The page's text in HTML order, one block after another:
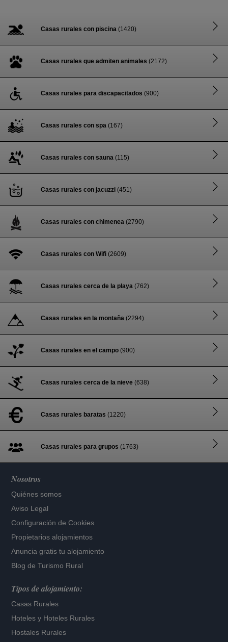
Casas rurales con piscina (1420)
Casas rurales que admiten animales (2172)
Casas rurales para discapacitados (900)
Casas rurales con spa (167)
Casas rurales con sauna (115)
Casas rurales con jacuzzi (451)
Casas rurales con chimenea (2790)
Casas rurales con Wifi (2609)
Casas rurales cerca de la playa (762)
Casas rurales en la montaña (2294)
Casas rurales en el campo (900)
Casas rurales cerca de la nieve (638)
Casas rurales baratas (1220)
Casas rurales para grupos (1763)
Nosotros
Quiénes somos
Aviso Legal
Configuración de Cookies
Propietarios alojamientos
Anuncia gratis tu alojamiento
Blog de Turismo Rural
Tipos de alojamiento:
Casas Rurales
Hoteles y Hoteles Rurales
Hostales Rurales